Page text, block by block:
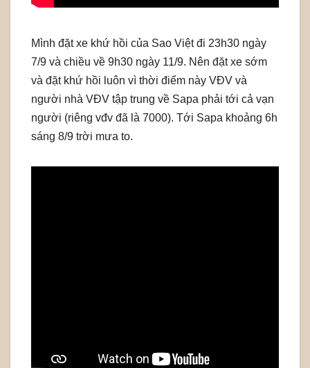
Mình đặt xe khứ hồi của Sao Việt đi 23h30 ngày
7/9 và chiều về 9h30 ngày 11/9. Nên đặt xe sớm
và đặt khứ hồi luôn vì thời điểm này VĐV và
người nhà VĐV tập trung về Sapa phải tới cả vạn
người (riêng vđv đã là 7000). Tới Sapa khoảng 6h
sáng 8/9 trời mưa to.